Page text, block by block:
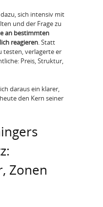
sich intensiv mit
und der Frage zu
an bestimmten
reagieren. Statt
testen, verlagerte er
Preis, Struktur,
daraus ein klarer,
den Kern seiner
Zonen